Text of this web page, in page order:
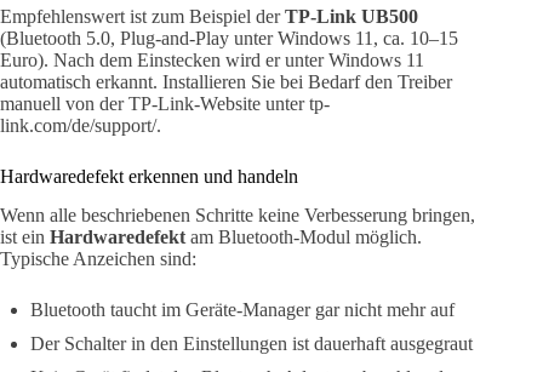
Empfehlenswert ist zum Beispiel derTP-Link UB500
(Bluetooth 5.0, Plug-and-Play unter Windows 11, ca. 10–15
Euro). Nach dem Einstecken wird er unter Windows 11
automatisch erkannt. Installieren Sie bei Bedarf den Treiber
manuell von der TP-Link-Website unter tp-
link.com/de/support/.
Hardwaredefekt erkennen und handeln
Wenn alle beschriebenen Schritte keine Verbesserung bringen,
ist ein Hardwaredefektam Bluetooth-Modul möglich.
Typische Anzeichen sind:
Bluetooth taucht im Geräte-Manager gar nicht mehr auf
Der Schalter in den Einstellungen ist dauerhaft ausgegraut